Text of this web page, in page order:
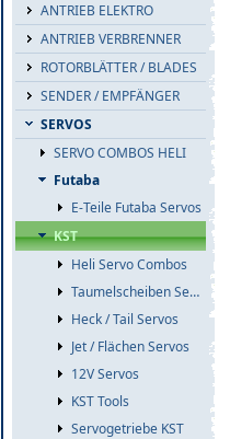
ANTRIEB ELEKTRO
ANTRIEB VERBRENNER
ROTORBLÄTTER / BLADES
SENDER / EMPFÄNGER
SERVOS
SERVO COMBOS HELI
Futaba
E-Teile Futaba Servos
KST
Heli Servo Combos
Taumelscheiben Servos
Heck / Tail Servos
Jet / Flächen Servos
12V Servos
KST Tools
Servogetriebe KST